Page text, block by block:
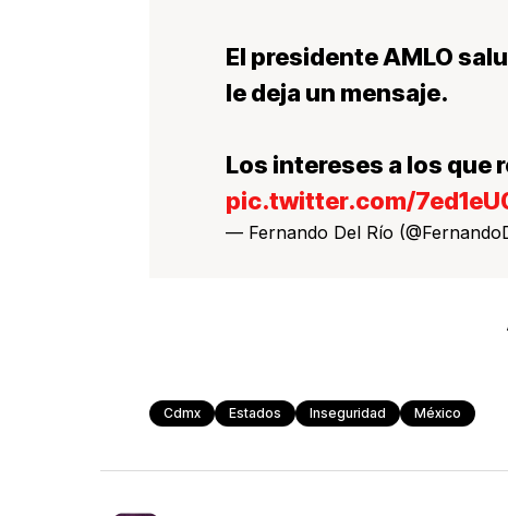
El presidente AMLO
le deja un mensaje.
Los intereses a los que
pic.twitter.com/
— Fernando Del Río
Cdmx Estados Inseguridad México